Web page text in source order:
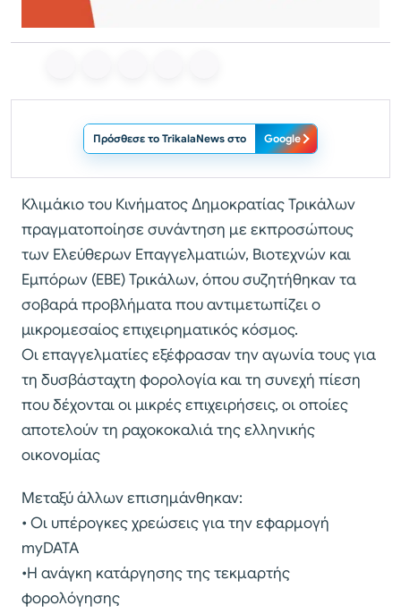
Πρόσθεσε το TrikalaNews στο Google
Κλιμάκιο του Κινήματος Δημοκρατίας Τρικάλων
πραγματοποίησε συνάντηση με εκπροσώπους
των Ελεύθερων Επαγγελματιών, Βιοτεχνών και
Εμπόρων (ΕΒΕ) Τρικάλων, όπου συζητήθηκαν τα
σοβαρά προβλήματα που αντιμετωπίζει ο
μικρομεσαίος επιχειρηματικός κόσμος.
Οι επαγγελματίες εξέφρασαν την αγωνία τους για
τη δυσβάσταχτη φορολογία και τη συνεχή πίεση
που δέχονται οι μικρές επιχειρήσεις, οι οποίες
αποτελούν τη ραχοκοκαλιά της ελληνικής
οικονομίας
Μεταξύ άλλων επισημάνθηκαν:
• Οι υπέρογκες χρεώσεις για την εφαρμογή
myDATA
•Η ανάγκη κατάργησης της τεκμαρτής
φορολόγησης